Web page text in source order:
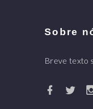
Sobre
Breve texto